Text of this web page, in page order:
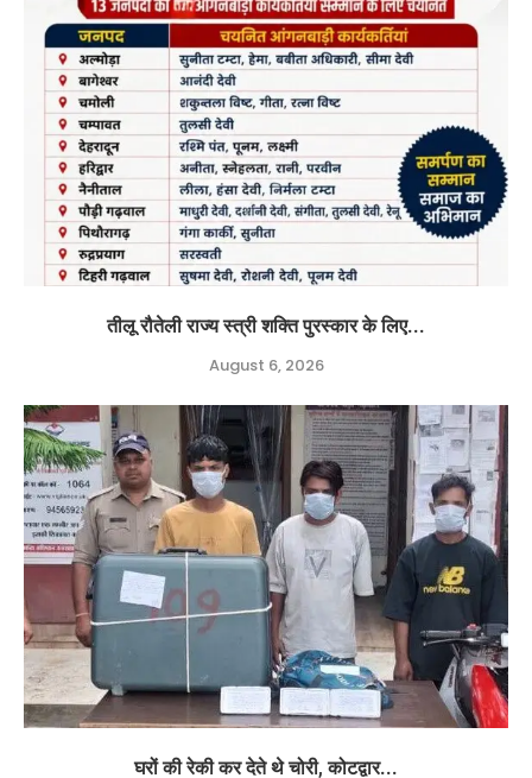
तीलू रौतेली राज्य स्त्री शक्ति पुरस्कार के लिए...
August 6, 2026
घरों की रेकी कर देते थे चोरी, कोटद्वार...